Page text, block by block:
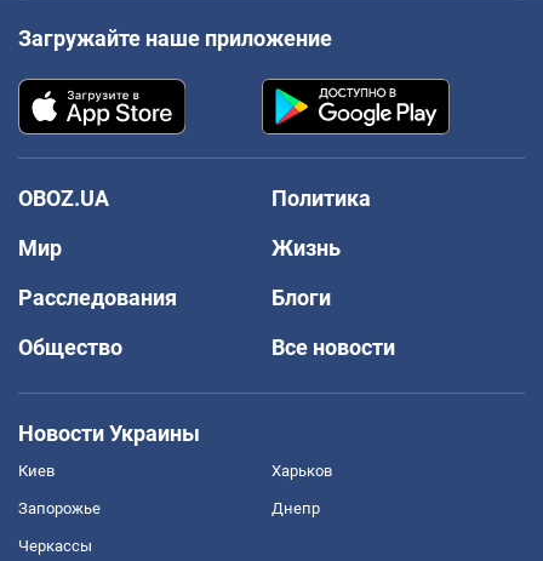
Загружайте наше приложение
OBOZ.UA
Политика
Мир
Жизнь
Расследования
Блоги
Общество
Все новости
Новости Украины
Киев Харьков
Запорожье Днепр
Черкассы